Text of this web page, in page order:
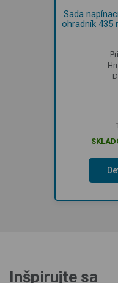
Sada
ohradník 435
Inšpirujte sa